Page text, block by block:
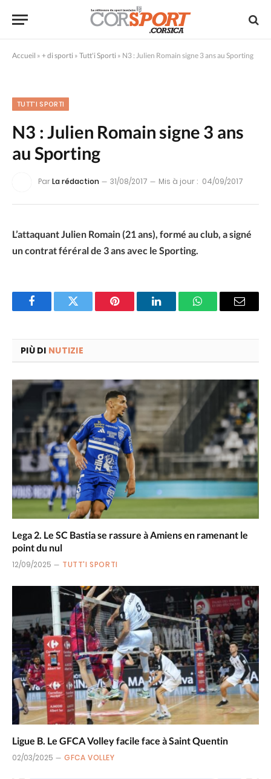
Accueil » + di sporti » Tutt'i Sporti » N3 : Julien Romain signe 3 ans au Sporting
TUTT'I SPORTI
N3 : Julien Romain signe 3 ans
au Sporting
ParLa rédaction 31/08/2017 Mis à jour : 04/09/2017
L’attaquant Julien Romain (21 ans), formé au club, a signé
un contrat féréral de 3 ans avec le Sporting.
FacebookTwitter Pinterest LinkedInWhatsAppEmail
PIÙ DI NUTIZIE
Lega 2. Le SC Bastia se rassure à Amiens en ramenant le
point du nul
12/09/2025 TUTT'I SPORTI
Ligue B. Le GFCA Volley facile face à Saint Quentin
02/03/2025 GFCA VOLLEY